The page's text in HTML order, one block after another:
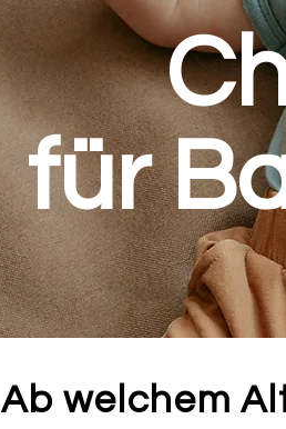
für
Ab welchem